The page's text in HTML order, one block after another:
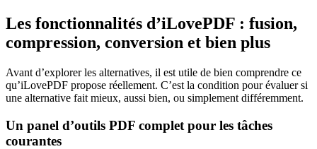
Les fonctionnalités d’iLovePDF : fusion,
compression, conversion et bien plus
Avant d’explorer les alternatives, il est utile de bien comprendre ce
qu’iLovePDF propose réellement. C’est la condition pour évaluer si
une alternative fait mieux, aussi bien, ou simplement différemment.
Un panel d’outils PDF complet pour les tâches
courantes